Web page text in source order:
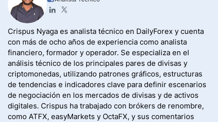
Crispus Nyaga es analista técnico en DailyForex y cuenta
con más de ocho años de experiencia como analista
financiero, formador y operador. Se especializa en el
análisis técnico de los principales pares de divisas y
criptomonedas, utilizando patrones gráficos, estructuras
de tendencias e indicadores clave para definir escenarios
de negociación en los mercados de divisas y de activos
digitales. Crispus ha trabajado con brókers de renombre,
como ATFX, easyMarkets y OctaFX, y sus comentarios